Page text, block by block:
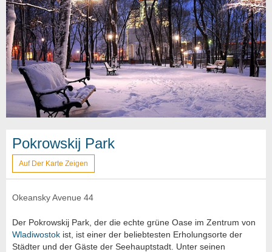
Pokrowskij Park
Auf Der Karte Zeigen
Okeansky Avenue 44
Der Pokrowskij Park, der die echte grüne Oase im Zentrum von
Wladiwostok ist, ist einer der beliebtesten Erholungsorte der
Städter und der Gäste der Seehauptstadt. Unter seinen